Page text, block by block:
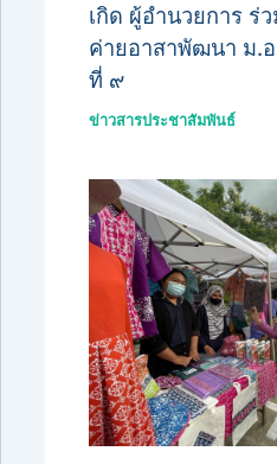
เกิด ผู้อำนวยการ ร่
ค่ายอาสาพัฒนา ม.
ที่ ๙
ข่าวสารประชาสัมพันธ์